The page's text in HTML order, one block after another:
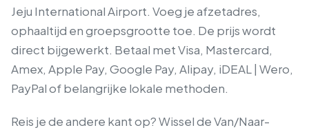
Jeju International Airport. Voeg je afzetadres,
ophaaltijd en groepsgrootte toe. De prijs wordt
direct bijgewerkt. Betaal met Visa, Mastercard,
Amex, Apple Pay, Google Pay, Alipay, iDEAL | Wero,
PayPal of belangrijke lokale methoden.
Reis je de andere kant op? Wissel de Van/Naar-